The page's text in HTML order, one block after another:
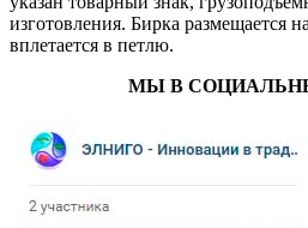
изготовления. Бирка размещается
вплетается в петлю.
МЫ В